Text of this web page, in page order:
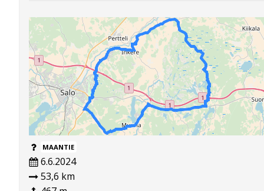
MAANTIE
6.6.2024
53,6 km